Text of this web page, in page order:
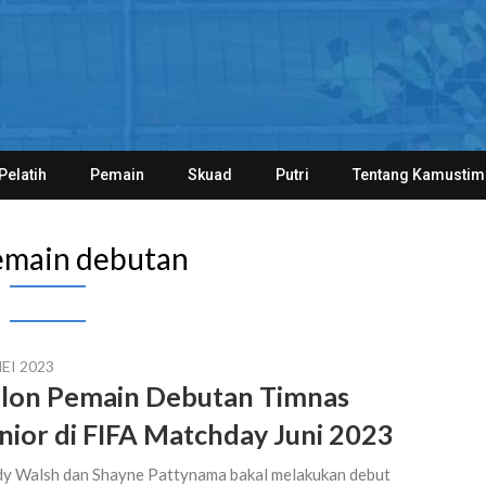
Pelatih Pemain Skuad Putri Tentang
debutan
2023
Pemain Debutan Timnas
di FIFA Matchday Juni 2023
Walsh dan Shayne Pattynama bakal melakukan debut